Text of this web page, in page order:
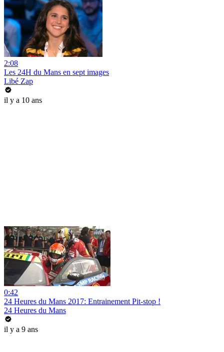
2:08
Les 24H du Mans en sept images
Libé Zap
il y a 10 ans
0:42
24 Heures du Mans 2017: Entrainement Pit-stop !
24 Heures du Mans
il y a 9 ans